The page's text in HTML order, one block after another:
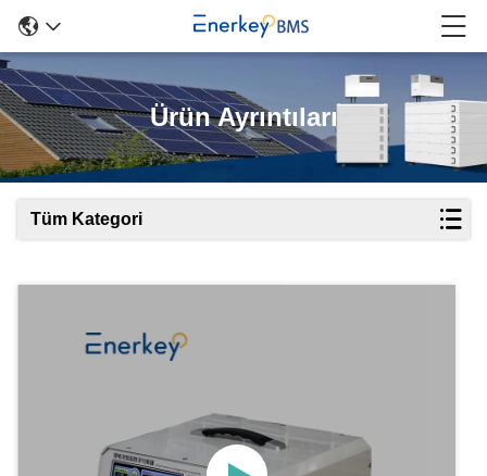
Ürün Ayrıntıları
Tüm Kategori